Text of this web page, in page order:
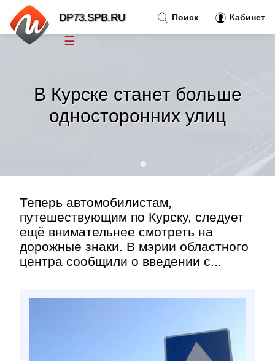
В Курске станет больше
односторонних улиц
Теперь автомобилистам,
путешествующим по Курску, следует
ещё внимательнее смотреть на
дорожные знаки. В мэрии областного
центра сообщили о введении с...
Поиск Кабинет
DP73.SPB.RU
☰
Тренды новостей»
Правила»
Контакт»